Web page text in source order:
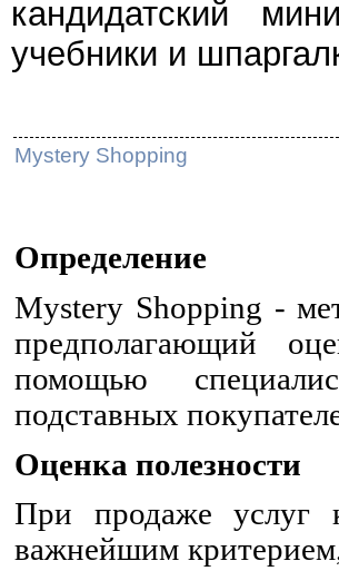
кандидатский
учебники и
Mystery Shopping
Определение
Mystery Shopping -
предполагающий
помощью
подставных
Оценка полезности
При продаже услуг
важнейшим